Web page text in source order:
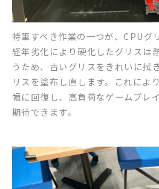
特筆すべき作業の一つが、CPUグ
経年劣化により硬化したグリスは
うため、古いグリスをきれいに拭
リスを塗布し直します。これによ
幅に回復し、高負荷なゲームプレ
期待できます。